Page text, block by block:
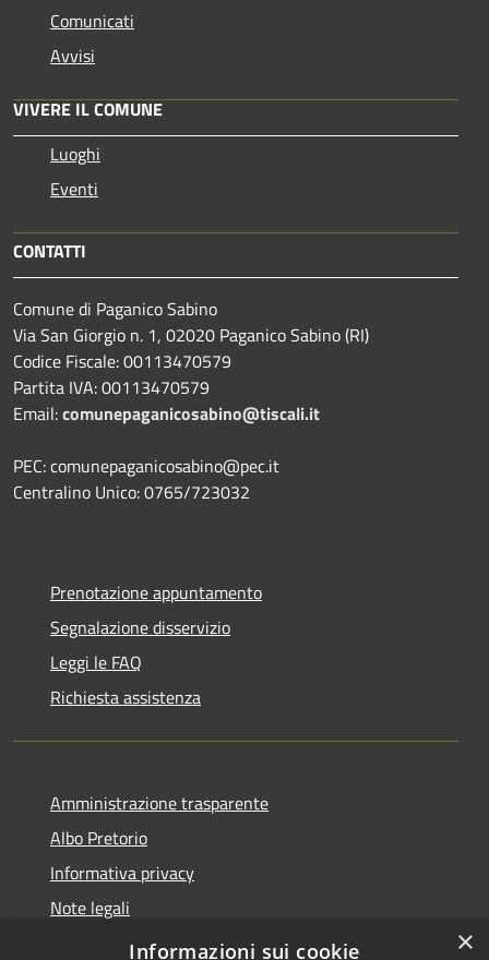
Comunicati
Avvisi
VIVERE IL COMUNE
Luoghi
Eventi
CONTATTI
Comune di Paganico Sabino
Via San Giorgio n. 1, 02020 Paganico Sabino (RI)
Codice Fiscale: 00113470579
Partita IVA: 00113470579
Email:comunepaganicosabino@tiscali.it
PEC: comunepaganicosabino@pec.it
Centralino Unico: 0765/723032
Prenotazione appuntamento
Segnalazione disservizio
Leggi le FAQ
Richiesta assistenza
Amministrazione trasparente
Albo Pretorio
Informativa privacy
Note legali
Dichiarazione di accessibilità
×
Informazioni sui cookie